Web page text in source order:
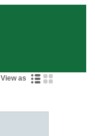
View as